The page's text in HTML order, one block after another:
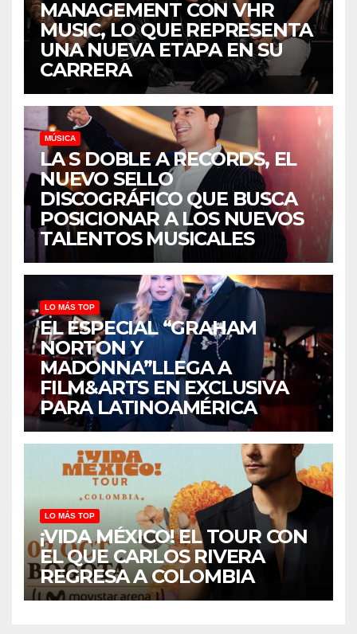
MANAGEMENT CON VHR
MUSIC, LO QUE REPRESENTA
UNA NUEVA ETAPA EN SU
CARRERA
MÚSICA
LA S DOBLE A RECORDS, EL
NUEVO SELLO
DISCOGRÁFICO QUE BUSCA
POSICIONAR A LOS NUEVOS
TALENTOS MUSICALES
LO MÁS TOP
EL ESPECIAL “GRAHAM
NORTON Y
MADONNA”LLEGA A
FILM&ARTS EN EXCLUSIVA
PARA LATINOAMÉRICA
LO MÁS TOP
¡VIDA MÉXICO! EL TOUR CON
EL QUE CARLOS RIVERA
REGRESA A COLOMBIA